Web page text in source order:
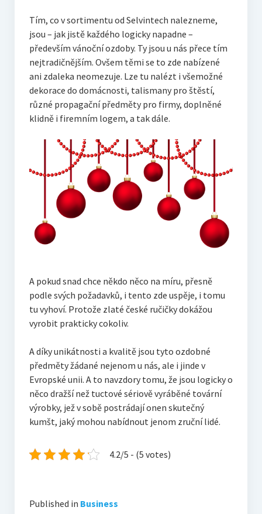
Tím, co v sortimentu od Selvintech nalezneme,
jsou – jak jistě každého logicky napadne –
především vánoční ozdoby. Ty jsou u nás přece tím
nejtradičnějším. Ovšem těmi se to zde nabízené
ani zdaleka neomezuje. Lze tu nalézt i všemožné
dekorace do domácnosti, talismany pro štěstí,
různé propagační předměty pro firmy, doplněné
klidně i firemním logem, a tak dále.
A pokud snad chce někdo něco na míru, přesně
podle svých požadavků, i tento zde uspěje, i tomu
tu vyhoví. Protože zlaté české ručičky dokážou
vyrobit prakticky cokoliv.
A díky unikátnosti a kvalitě jsou tyto ozdobné
předměty žádané nejenom u nás, ale i jinde v
Evropské unii. A to navzdory tomu, že jsou logicky o
něco dražší než tuctové sériově vyráběné tovární
výrobky, jež v sobě postrádají onen skutečný
kumšt, jaký mohou nabídnout jenom zruční lidé.
4.2/5 - (5 votes)
Published in Business